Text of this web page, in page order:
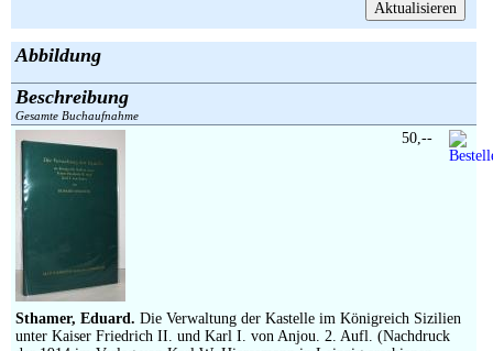
AGB
Widerruf
Über uns
Aktuelle Kataloge
Kontakt
Ankauf
Abbildung
Beschreibung
Gesamte Buchaufnahme
Sthamer, Eduard. Die Verwaltung der Kastelle im Königreich Sizilien
unter Kaiser Friedrich II. und Karl I. von Anjou. 2. Aufl. (Nachdruck
50,--